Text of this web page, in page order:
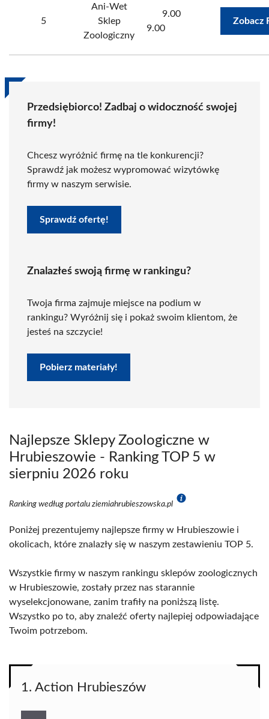
5
Ani-Wet
Sklep
Zoologiczny
9.00
9.00
Zobacz
Przedsiębiorco! Zadbaj o widoczność swojej
firmy!
Chcesz wyróżnić firmę na tle konkurencji?
Sprawdź jak możesz wypromować wizytówkę
firmy w naszym serwisie.
Sprawdź ofertę!
Znalazłeś swoją firmę w rankingu?
Twoja firma zajmuje miejsce na podium w
rankingu? Wyróżnij się i pokaż swoim klientom, że
jesteś na szczycie!
Pobierz materiały!
Najlepsze Sklepy Zoologiczne w
Hrubieszowie - Ranking TOP 5 w
sierpniu 2026 roku
Ranking według portalu ziemiahrubieszowska.pl
Poniżej prezentujemy najlepsze firmy w Hrubieszowie i
okolicach, które znalazły się w naszym zestawieniu TOP 5.
Wszystkie firmy w naszym rankingu sklepów zoologicznych
w Hrubieszowie, zostały przez nas starannie
wyselekcjonowane, zanim trafiły na poniższą listę.
Wszystko po to, aby znaleźć oferty najlepiej odpowiadające
Twoim potrzebom.
1. Action Hrubieszów